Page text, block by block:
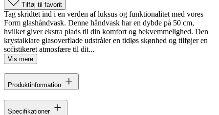
Tilføj til favorit
Tag skridtet ind i en verden af luksus og funktionalitet med vores
Form glashåndvask. Denne håndvask har en dybde på 50 cm,
hvilket giver ekstra plads til din komfort og bekvemmelighed. Den
krystalklare glasoverflade udstråler en tidløs skønhed og tilføjer en
sofistikeret atmosfære til dit...
Vis mere
Produktinformation
Specifikationer